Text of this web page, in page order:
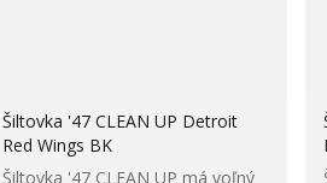
Šiltovka '47 CLEAN UP Detroit
Red Wings BK
Šiltovka '47 CLEAN UP má voľný